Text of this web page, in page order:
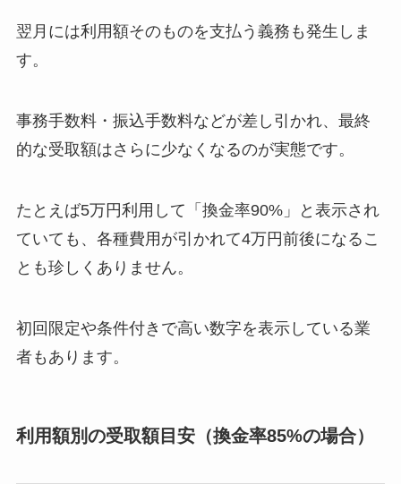
翌月には利用額そのものを支払う義務も発生しま
す。
事務手数料・振込手数料などが差し引かれ、最終
的な受取額はさらに少なくなるのが実態です。
たとえば5万円利用して「換金率90%」と表示され
ていても、各種費用が引かれて4万円前後になるこ
とも珍しくありません。
初回限定や条件付きで高い数字を表示している業
者もあります。
利用額別の受取額目安（換金率85%の場合）